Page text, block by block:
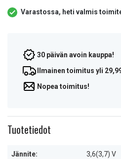
Varastossa, heti valmis
30 päivän avoin kauppa!
Ilmainen toimitus yli
Nopea toimitus!
Tuotetiedot
Jännite: 3,6(3,7) V